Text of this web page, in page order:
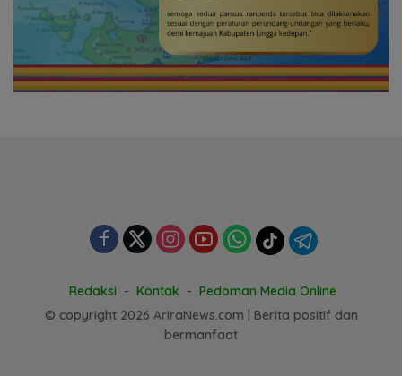
Redaksi Kontak
Pedoman Media Online
© copyright 2026 AriraNews.com | Berita positif dan
bermanfaat